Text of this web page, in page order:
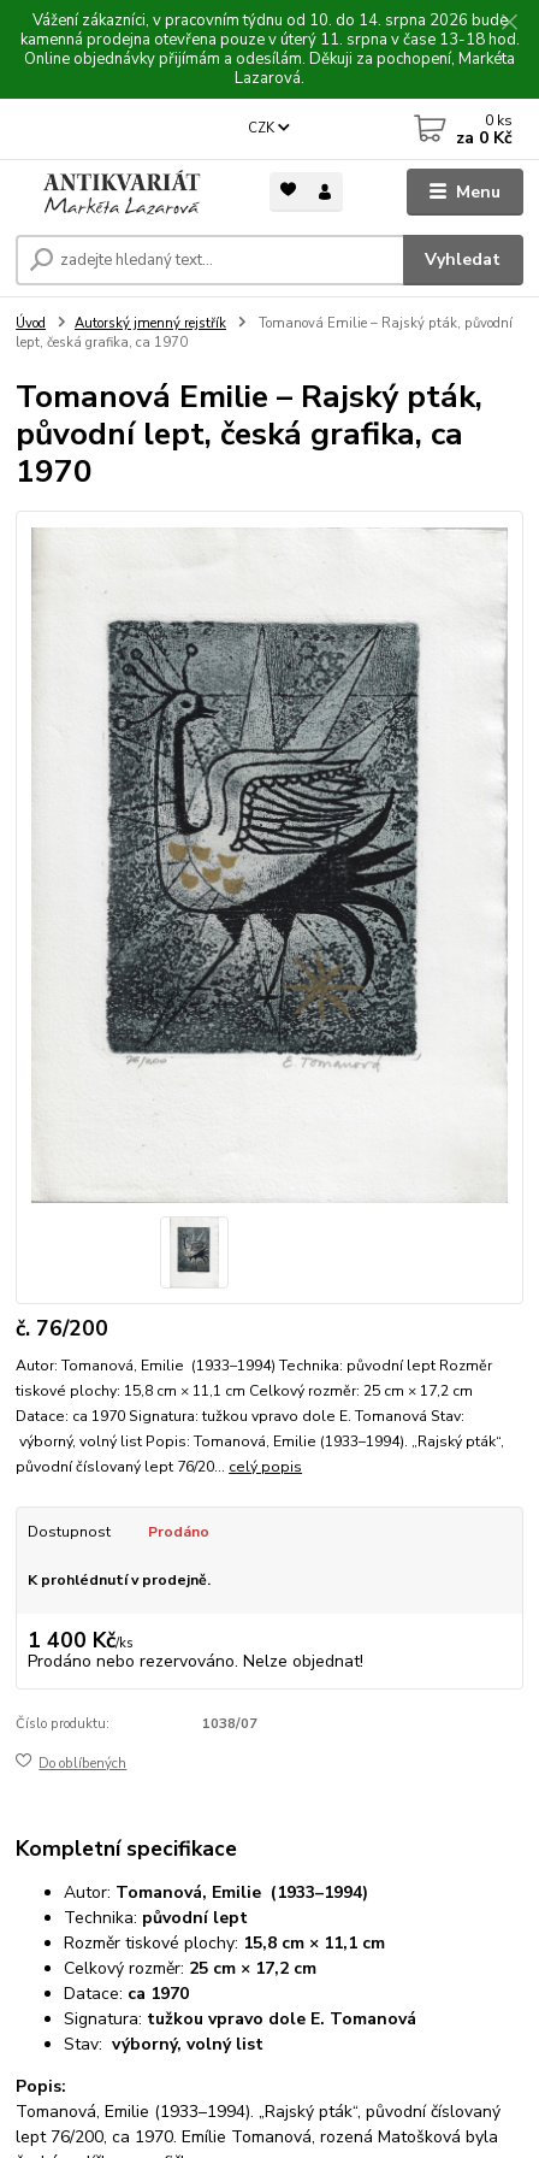
Vážení zákazníci, v pracovním týdnu od 10. do 14. srpna 2026 bude
kamenná prodejna otevřena pouze v úterý 11. srpna v čase 13-18 hod.
Online objednávky přijímám a odesílám. Děkuji za pochopení, Markéta
Lazarová.
Menu
CZK
Vyhledat
0 ks
za 0 Kč
Úvod Autorský jmenný rejstřík
Tomanová Emilie – Rajský pták, původní
lept, česká grafika, ca 1970
Tomanová Emilie – Rajský pták,
původní lept, česká grafika, ca
1970
č. 76/200
Autor: Tomanová, Emilie (1933–1994) Technika: původní lept Rozměr
tiskové plochy: 15,8 cm × 11,1 cm Celkový rozměr: 25 cm × 17,2 cm
Datace: ca 1970 Signatura: tužkou vpravo dole E. Tomanová Stav:
výborný, volný list Popis: Tomanová, Emilie (1933–1994). „Rajský pták“,
původní číslovaný lept 76/20... celý popis
Dostupnost Prodáno
K prohlédnutí v prodejně.
1 400 Kč/ks
Prodáno nebo rezervováno. Nelze objednat!
Číslo produktu: 1038/07
Do oblíbených
Kompletní specifikace
Autor: Tomanová, Emilie (1933–1994)
Technika: původní lept
Rozměr tiskové plochy: 15,8 cm × 11,1 cm
Celkový rozměr: 25 cm × 17,2 cm
Datace: ca 1970
Signatura: tužkou vpravo dole E. Tomanová
Stav: výborný, volný list
Popis:
Tomanová, Emilie (1933–1994). „Rajský pták“, původní číslovaný
lept 76/200, ca 1970. Emílie Tomanová, rozená Matošková byla